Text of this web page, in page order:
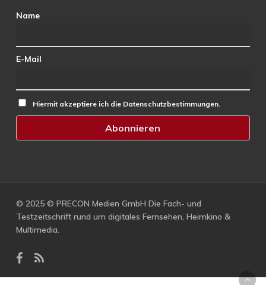
Name
E-Mail
Hiermit akzeptiere ich die Datenschutzbestimmungen.
© 2025 © PRECON Medien GmbH Die Fach- und
Testzeitschrift rund um digitales Fernsehen, Heimkino &
Multimedia.
facebook
RSS